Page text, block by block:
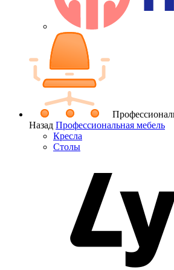
Назад Профессиональная мебель
Кресла
Столы